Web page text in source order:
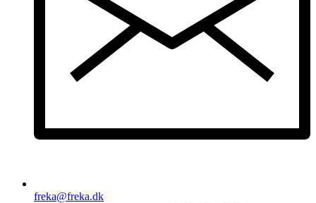
freka@freka.dk